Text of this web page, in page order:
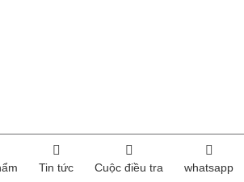
Tin tức Cuộc điều tra whatsapp